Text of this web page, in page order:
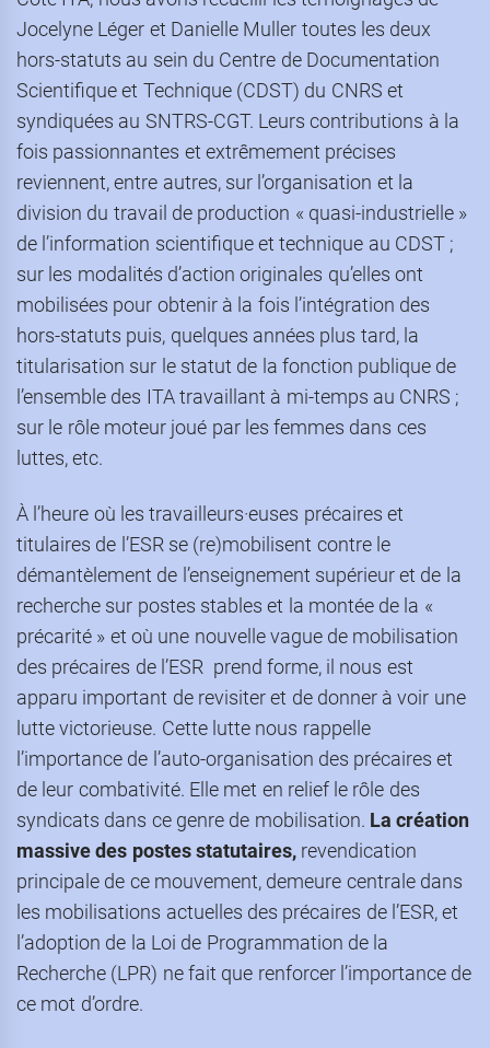
Jocelyne Léger et Danielle Muller toutes les deux
hors-statuts au sein du Centre de Documentation
Scientifique et Technique (CDST) du CNRS et
syndiquées au SNTRS-CGT. Leurs contributions à la
fois passionnantes et extrêmement précises
reviennent, entre autres, sur l’organisation et la
division du travail de production « quasi-industrielle »
de l’information scientifique et technique au CDST ;
sur les modalités d’action originales qu’elles ont
mobilisées pour obtenir à la fois l’intégration des
hors-statuts puis, quelques années plus tard, la
titularisation sur le statut de la fonction publique de
l’ensemble des ITA travaillant à mi-temps au CNRS ;
sur le rôle moteur joué par les femmes dans ces
luttes, etc.
À l’heure où les travailleurs·euses précaires et
titulaires de l’ESR se (re)mobilisent contre le
démantèlement de l’enseignement supérieur et de la
recherche sur postes stables et la montée de la «
précarité » et où une nouvelle vague de mobilisation
des précaires de l’ESR prend forme, il nous est
apparu important de revisiter et de donner à voir une
lutte victorieuse. Cette lutte nous rappelle
l’importance de l’auto-organisation des précaires et
de leur combativité. Elle met en relief le rôle des
syndicats dans ce genre de mobilisation. La création
massive des postes statutaires, revendication
principale de ce mouvement, demeure centrale dans
les mobilisations actuelles des précaires de l’ESR, et
l’adoption de la Loi de Programmation de la
Recherche (LPR) ne fait que renforcer l’importance de
ce mot d’ordre.